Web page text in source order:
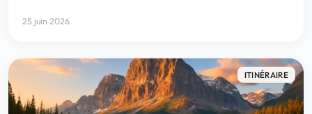
25 juin 2026
ITINÉRAIRE